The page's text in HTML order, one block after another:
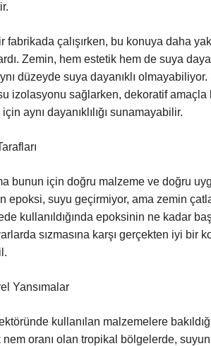
çalışırken, bu konuya daha
Zemin, hem estetik hem de suya
düzeyde suya dayanıklı olmayabiliyor.
izolasyonu sağlarken, dekoratif amaçla
aynı dayanıklılığı sunamayabilir.
bunun için doğru malzeme ve doğru
epoksi, suyu geçirmiyor, ama zemin
kullanıldığında epoksinin ne kadar
sızmasına karşı gerçekten iyi bir
Yansımalar
kullanılan malzemelere
oranı olan tropikal bölgelerde,